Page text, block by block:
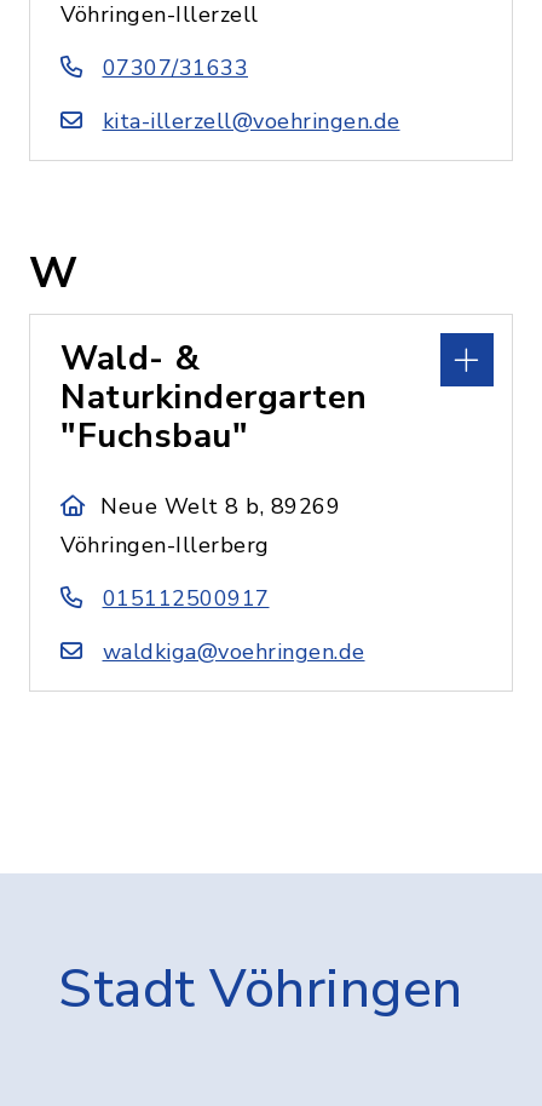
Vöhringen-Illerzell
07307/31633
kita-illerzell@voehringen.de
W
Wald- &
Naturkindergarten
"Fuchsbau"
Neue Welt 8 b, 89269
Vöhringen-Illerberg
015112500917
waldkiga@voehringen.de
Stadt Vöhringen